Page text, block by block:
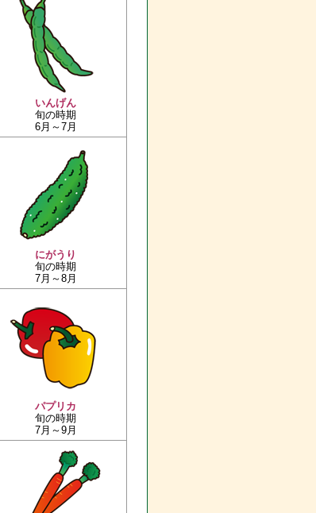
いんげん
旬の時期
6月～7月
にがうり
旬の時期
7月～8月
パプリカ
旬の時期
7月～9月